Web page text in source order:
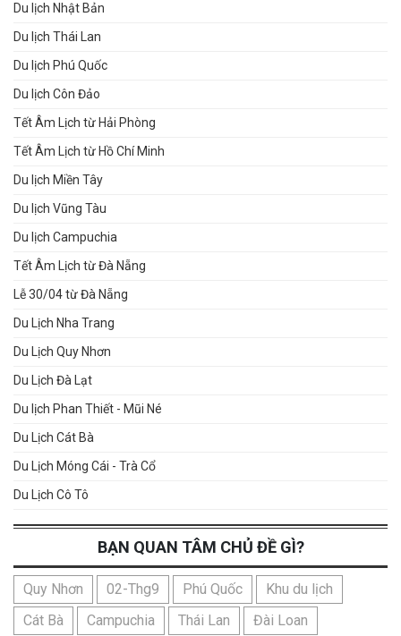
Du lịch Nhật Bản
Du lịch Thái Lan
Du lịch Phú Quốc
Du lịch Côn Đảo
Tết Âm Lịch từ Hải Phòng
Tết Âm Lịch từ Hồ Chí Minh
Du lịch Miền Tây
Du lịch Vũng Tàu
Du lịch Campuchia
Tết Âm Lịch từ Đà Nẵng
Lễ 30/04 từ Đà Nẵng
Du Lịch Nha Trang
Du Lịch Quy Nhơn
Du Lịch Đà Lạt
Du lịch Phan Thiết - Mũi Né
Du Lịch Cát Bà
Du Lịch Móng Cái - Trà Cổ
Du Lịch Cô Tô
BẠN QUAN TÂM CHỦ ĐỀ GÌ?
Quy Nhơn 02-Thg9 Phú Quốc
Khu du lịch
Cát Bà
Campuchia Thái Lan
Đài Loan